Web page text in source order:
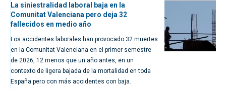
La siniestralidad laboral baja en la
Comunitat Valenciana pero deja 32
fallecidos en medio año
Los accidentes laborales han provocado 32 muertes
en la Comunitat Valenciana en el primer semestre
de 2026, 12 menos que un año antes, en un
contexto de ligera bajada de la mortalidad en toda
España pero con más accidentes con baja.